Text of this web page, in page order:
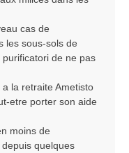
cas de
les sous-sols de
de ne pas
la retraite Ametisto
etre porter son aide
moins de
quelques